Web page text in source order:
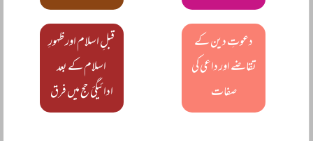
دعوتِ دین کے
تقاضے اور داعی کی
صفات
قبلِ اسلام اور ظہورِ
اسلام کے بعد
ادائیگیٔ حج میں فرق